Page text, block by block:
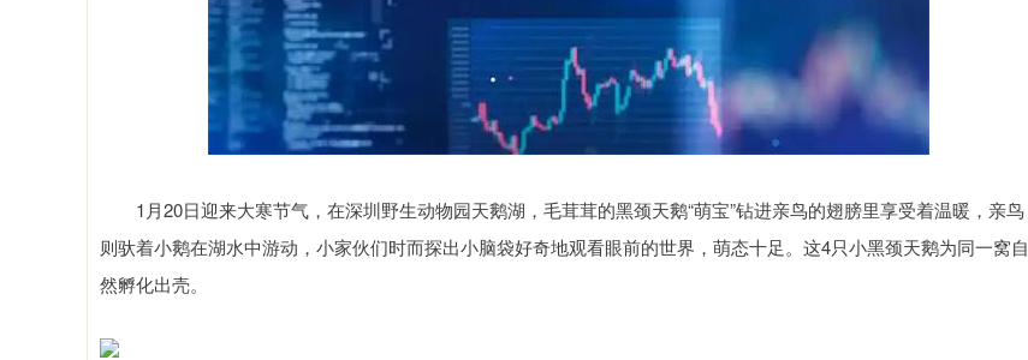
1月20日迎来大寒节气，在深圳野生动物园天鹅湖，毛茸茸的黑颈天鹅“萌宝”钻进亲鸟的翅膀里享受着温暖，亲鸟
则驮着小鹅在湖水中游动，小家伙们时而探出小脑袋好奇地观看眼前的世界，萌态十足。这4只小黑颈天鹅为同一窝自
然孵化出壳。
39.68 1.02% 深证成指 14311.01 1.42% 沪深300